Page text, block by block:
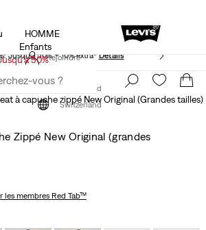
Politique de livraison et de retours mise à jour
Rejoindre
Switzerland
HOMME
Enfants
50%
Jusqu’à 50% + 10% extra* Détails
maintenant
Switzerland
à capuche zippé New Original (Grandes tailles)
Zippé New Original (grandes
les membres Red Tab™